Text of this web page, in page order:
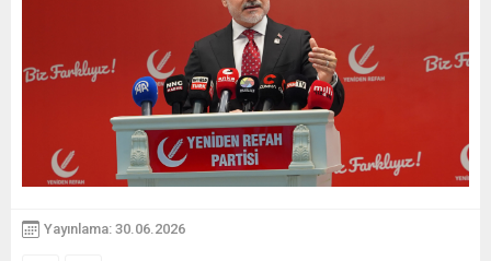
Yayınlama: 30.06.2026